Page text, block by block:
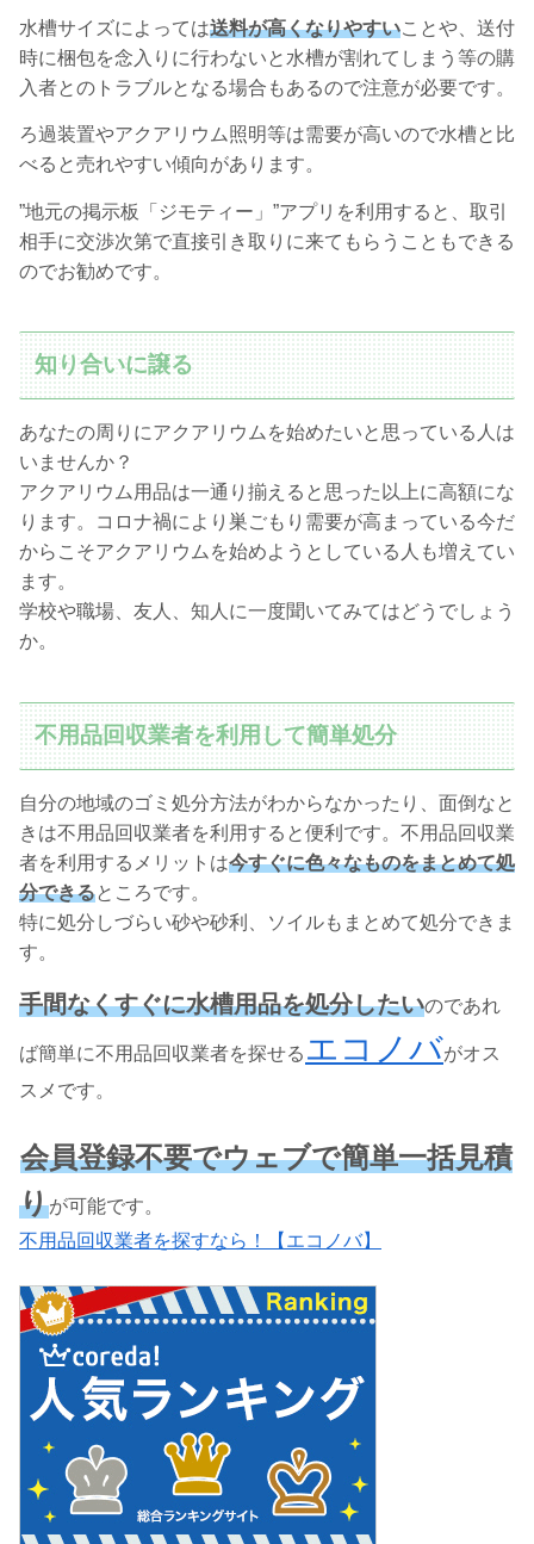
水槽サイズによっては送料が高くなりやすいことや、送付
時に梱包を念入りに行わないと水槽が割れてしまう等の購
入者とのトラブルとなる場合もあるので注意が必要です。
ろ過装置やアクアリウム照明等は需要が高いので水槽と比
べると売れやすい傾向があります。
”地元の掲示板「ジモティー」”アプリを利用すると、取引
相手に交渉次第で直接引き取りに来てもらうこともできる
のでお勧めです。
知り合いに譲る
あなたの周りにアクアリウムを始めたいと思っている人は
いませんか？
アクアリウム用品は一通り揃えると思った以上に高額にな
ります。コロナ禍により巣ごもり需要が高まっている今だ
からこそアクアリウムを始めようとしている人も増えてい
ます。
学校や職場、友人、知人に一度聞いてみてはどうでしょう
か。
不用品回収業者を利用して簡単処分
自分の地域のゴミ処分方法がわからなかったり、面倒なと
きは不用品回収業者を利用すると便利です。不用品回収業
者を利用するメリットは今すぐに色々なものをまとめて処
分できるところです。
特に処分しづらい砂や砂利、ソイルもまとめて処分できま
す。
手間なくすぐに水槽用品を処分したいのであれ
ば簡単に不用品回収業者を探せる エコノバがオス
スメです。
会員登録不要でウェブで簡単一括見積
りが可能です。
不用品回収業者を探すなら！【エコノバ】